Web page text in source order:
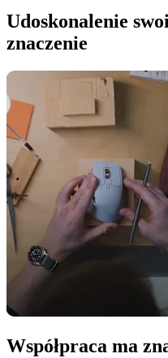
Udoskonalenie
znaczenie
Współpraca ma